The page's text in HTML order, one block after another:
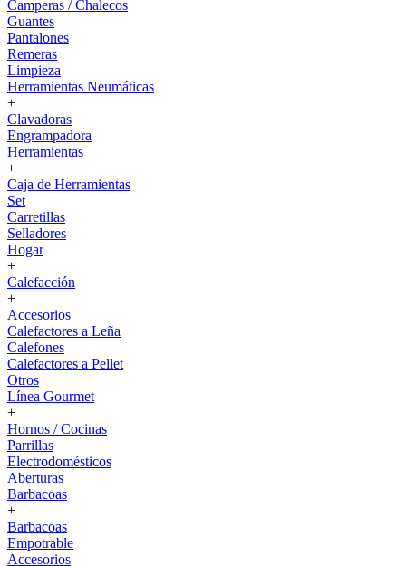
Camperas / Chalecos
Guantes
Pantalones
Remeras
Limpieza
Herramientas Neumáticas
+
Clavadoras
Engrampadora
Herramientas
+
Caja de Herramientas
Set
Carretillas
Selladores
Hogar
+
Calefacción
+
Accesorios
Calefactores a Leña
Calefones
Calefactores a Pellet
Otros
Línea Gourmet
+
Hornos / Cocinas
Parrillas
Electrodomésticos
Aberturas
Barbacoas
+
Barbacoas
Empotrable
Accesorios